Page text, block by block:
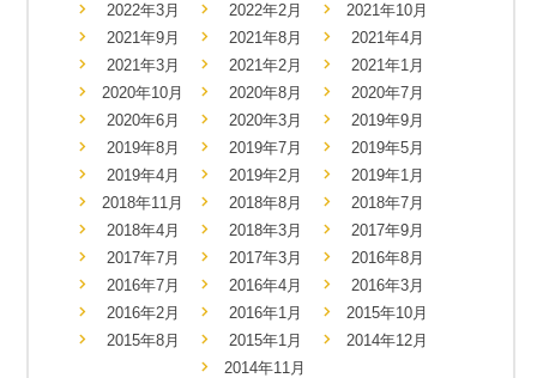
2022年3月
2022年2月
2021年10月
2021年9月
2021年8月
2021年4月
2021年3月
2021年2月
2021年1月
2020年10月
2020年8月
2020年7月
2020年6月
2020年3月
2019年9月
2019年8月
2019年7月
2019年5月
2019年4月
2019年2月
2019年1月
2018年11月
2018年8月
2018年7月
2018年4月
2018年3月
2017年9月
2017年7月
2017年3月
2016年8月
2016年7月
2016年4月
2016年3月
2016年2月
2016年1月
2015年10月
2015年8月
2015年1月
2014年12月
2014年11月